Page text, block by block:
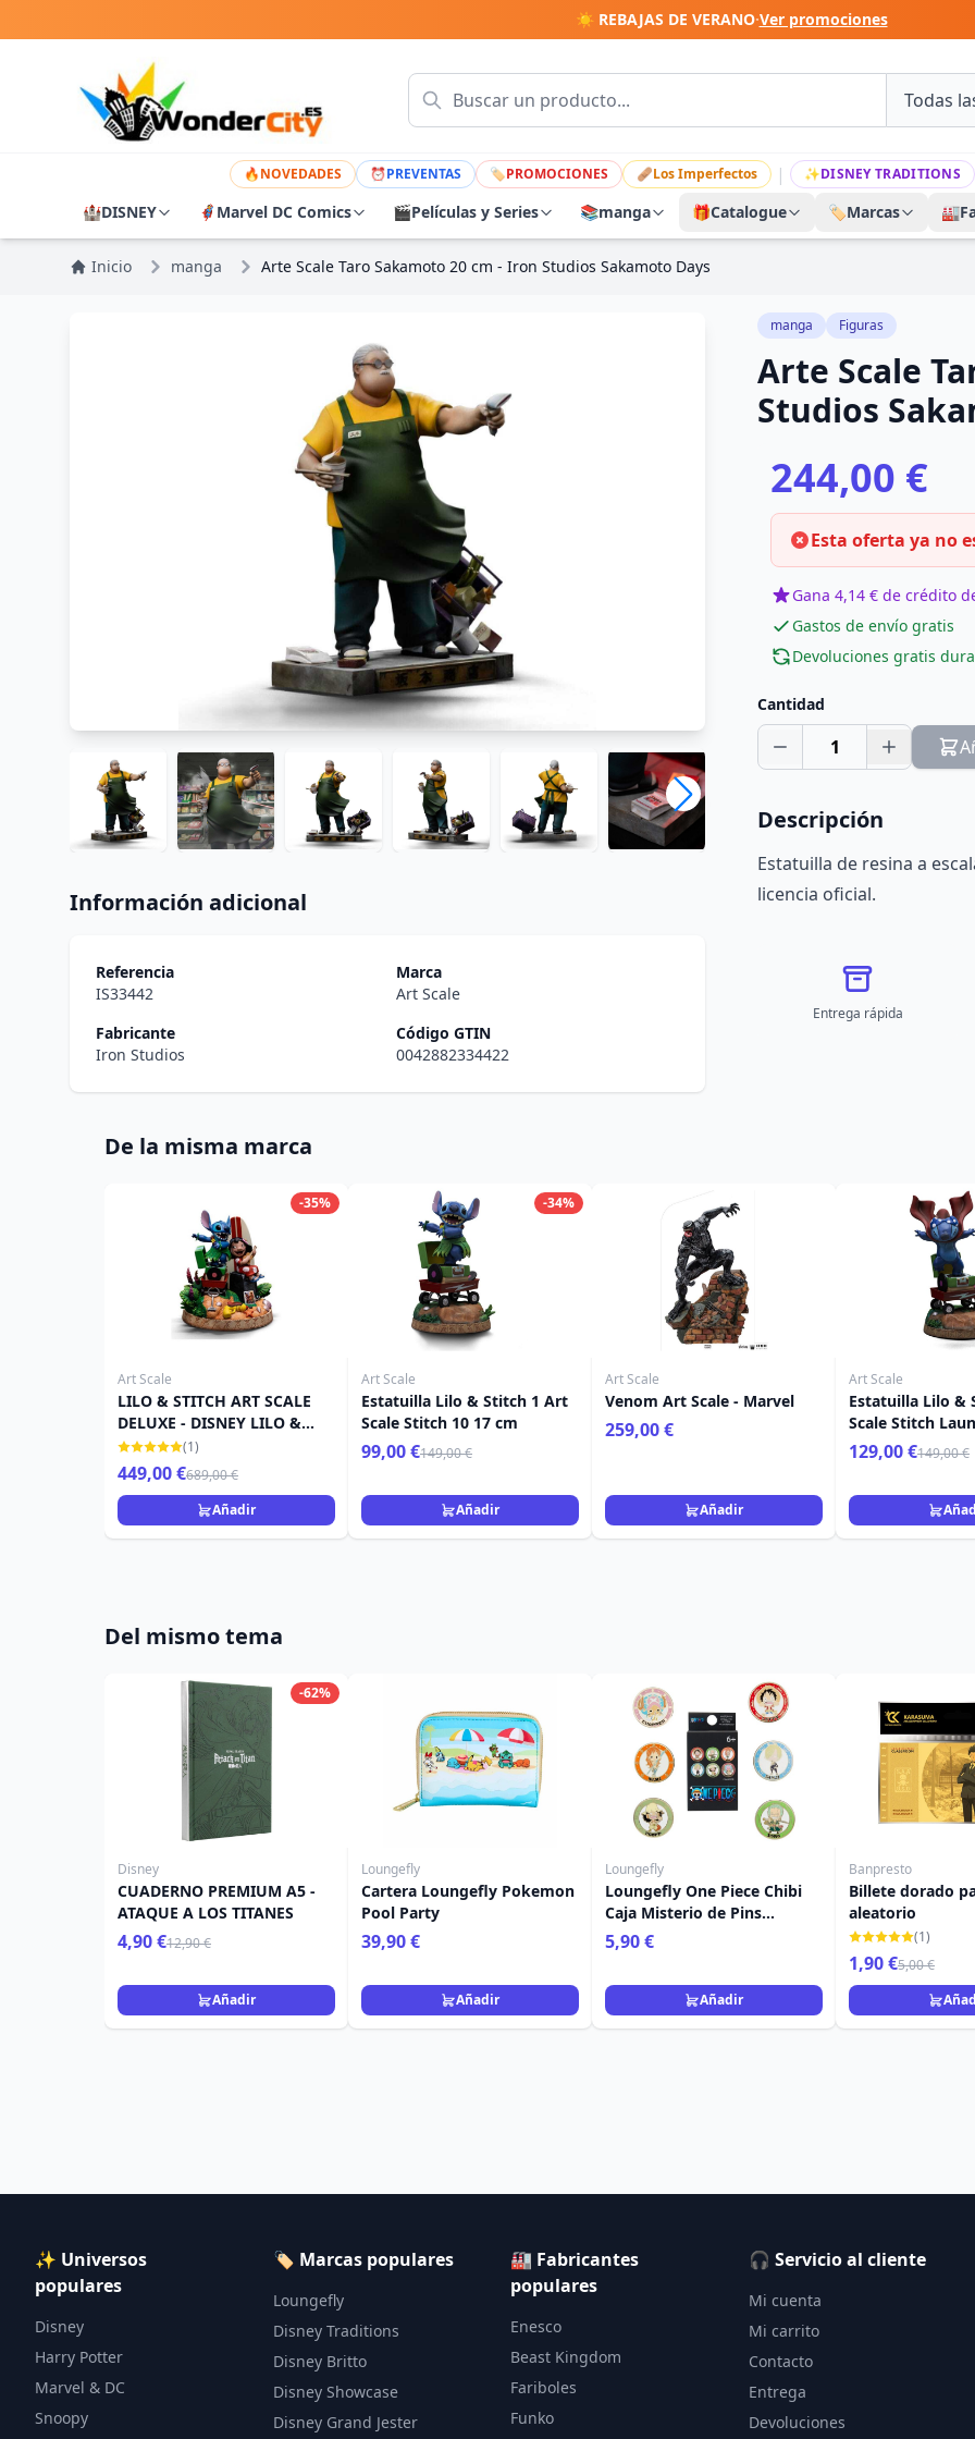
☀️ REBAJAS DE VERANO·Ver promociones
🔥NOVEDADES ⏰PREVENTAS 🏷PROMOCIONES 🩹Los Imperfectos | ✨DISNEY TRADITIONS
🏰DISNEY 🦸 Marvel DC Comics 🎬Películas y Series 📚manga 🎁Catalogue 🏷️Marcas 🏭
Inicio manga Arte Scale Taro Sakamoto 20 cm - Iron Studios Sakamoto Days
Información adicional
Referencia
IS33442
Marca
Art Scale
Fabricante
Iron Studios
Código GTIN
0042882334422
manga Figuras
Arte Scale
Studios
244,00 €
Esta oferta ya no
Gana 4,14 € de crédito
Gastos de envío gratis
Devoluciones gratis
Cantidad
1
Descripción
Estatuilla de resina a
licencia oficial.
Entrega rápida
De la misma marca
-35%
Art Scale
LILO & STITCH ART SCALE
DELUXE - DISNEY LILO &
STITCH
(1)
449,00 €689,00 €
Añadir
-34%
Art Scale
Estatuilla Lilo & Stitch 1 Art
Scale Stitch 10 17 cm
99,00 €149,00 €
Añadir
Art Scale
Venom Art Scale - Marvel
259,00 €
Añadir
Art Scale
Estatuilla Lilo &
Scale Stitch
129,00 €149,00 €
Del mismo tema
-62%
Disney
CUADERNO PREMIUM A5 -
ATAQUE A LOS TITANES
4,90 €12,90 €
Añadir
Loungefly
Cartera Loungefly Pokemon
Pool Party
39,90 €
Añadir
Loungefly
Loungefly One Piece Chibi
Caja Misterio de Pins
Esmaltados Surtidos
5,90 €
Añadir
Banpresto
Billete dorado
aleatorio
(1)
1,90 €5,00 €
✨ Universos
populares
Disney
Harry Potter
Marvel & DC
Snoopy
🏷️ Marcas populares
Loungefly
Disney Traditions
Disney Britto
Disney Showcase
Disney Grand Jester
🏭 Fabricantes
populares
Enesco
Beast Kingdom
Fariboles
Funko
🎧 Servicio al cliente
Mi cuenta
Mi carrito
Contacto
Entrega
Devoluciones